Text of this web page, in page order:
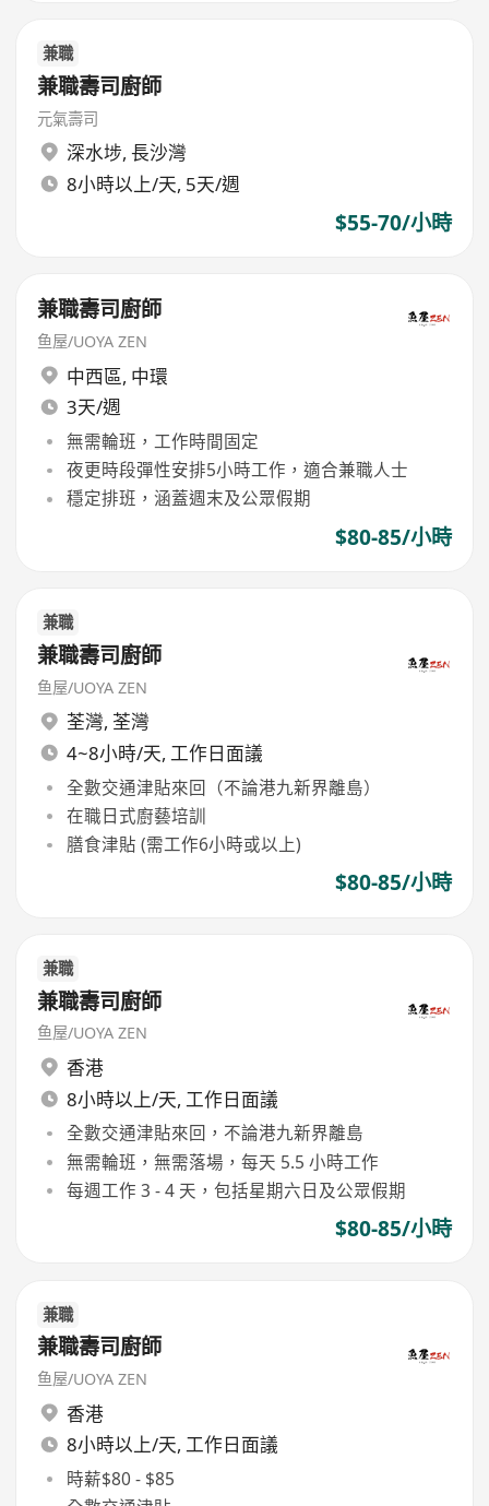
兼職
兼職壽司廚師
元氣壽司
深水埗, 長沙灣
8小時以上/天, 5天/週
$55-70/小時
兼職壽司廚師
鱼屋/UOYA ZEN
中西區, 中環
3天/週
無需輪班，工作時間固定
夜更時段彈性安排5小時工作，適合兼職人士
穩定排班，涵蓋週末及公眾假期
$80-85/小時
兼職
兼職壽司廚師
鱼屋/UOYA ZEN
荃灣, 荃灣
4~8小時/天, 工作日面議
全數交通津貼來回（不論港九新界離島）
在職日式廚藝培訓
膳食津貼 (需工作6小時或以上)
$80-85/小時
兼職
兼職壽司廚師
鱼屋/UOYA ZEN
香港
8小時以上/天, 工作日面議
全數交通津貼來回，不論港九新界離島
無需輪班，無需落場，每天 5.5 小時工作
每週工作 3 - 4 天，包括星期六日及公眾假期
$80-85/小時
兼職
兼職壽司廚師
鱼屋/UOYA ZEN
香港
8小時以上/天, 工作日面議
時薪$80 - $85